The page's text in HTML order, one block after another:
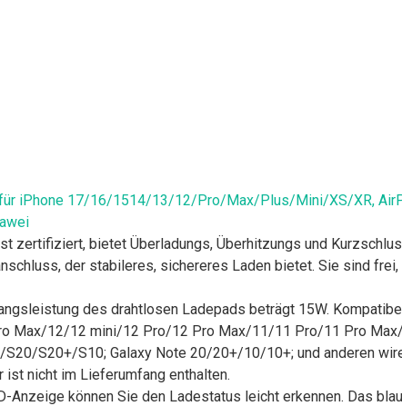
iPhone 17/16/1514/13/12/Pro/Max/Plus/Mini/XS/XR,
zertifiziert, bietet Überladungs, Überhitzungs und
der stabileres, sichereres Laden bietet. Sie sind
des drahtlosen Ladepads beträgt 15W.
Max/12/12 mini/12 Pro/12 Pro Max/11/11 Pro/11 Pro
S20+/S10; Galaxy Note 20/20+/10/10+; und anderen
ist nicht im Lieferumfang enthalten.
können Sie den Ladestatus leicht erkennen. Das